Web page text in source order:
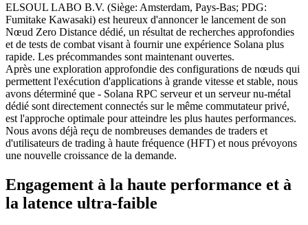
ELSOUL LABO B.V. (Siège: Amsterdam, Pays-Bas; PDG:
Fumitake Kawasaki) est heureux d'annoncer le lancement de son
Nœud Zero Distance dédié, un résultat de recherches approfondies
et de tests de combat visant à fournir une expérience Solana plus
rapide. Les précommandes sont maintenant ouvertes.
Après une exploration approfondie des configurations de nœuds qui
permettent l'exécution d'applications à grande vitesse et stable, nous
avons déterminé que - Solana RPC serveur et un serveur nu-métal
dédié sont directement connectés sur le même commutateur privé,
est l'approche optimale pour atteindre les plus hautes performances.
Nous avons déjà reçu de nombreuses demandes de traders et
d'utilisateurs de trading à haute fréquence (HFT) et nous prévoyons
une nouvelle croissance de la demande.
Engagement à la haute performance et à
la latence ultra-faible